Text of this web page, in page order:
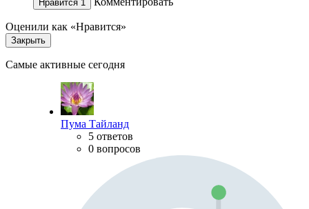
Нравится 1
Оценили как «Нравится»
Закрыть
Самые активные сегодня
Пума Тайланд
5 ответов
0 вопросов